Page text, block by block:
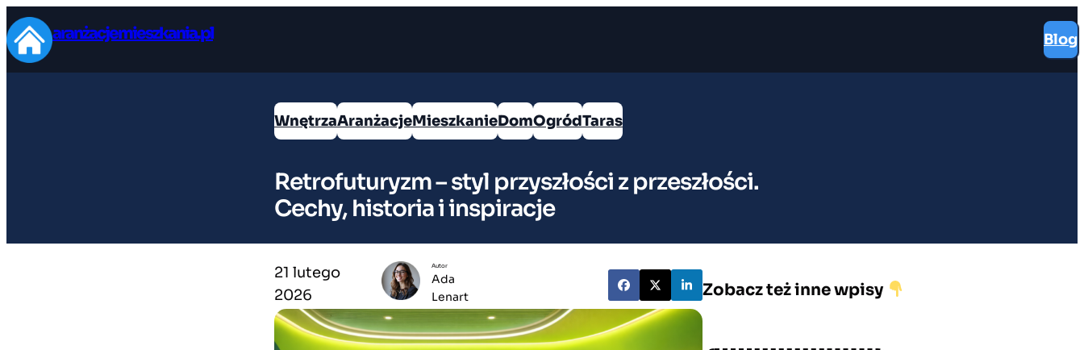
Przejdź
do
treści
aranżacjemieszkania.pl Blog
WnętrzaAranżacjeMieszkanieDomOgródTaras
Retrofuturyzm – styl przyszłości z przeszłości.
Cechy, historia i inspiracje
21 lutego
2026
Autor
Ada
Lenart
Zobacz też inne wpisy